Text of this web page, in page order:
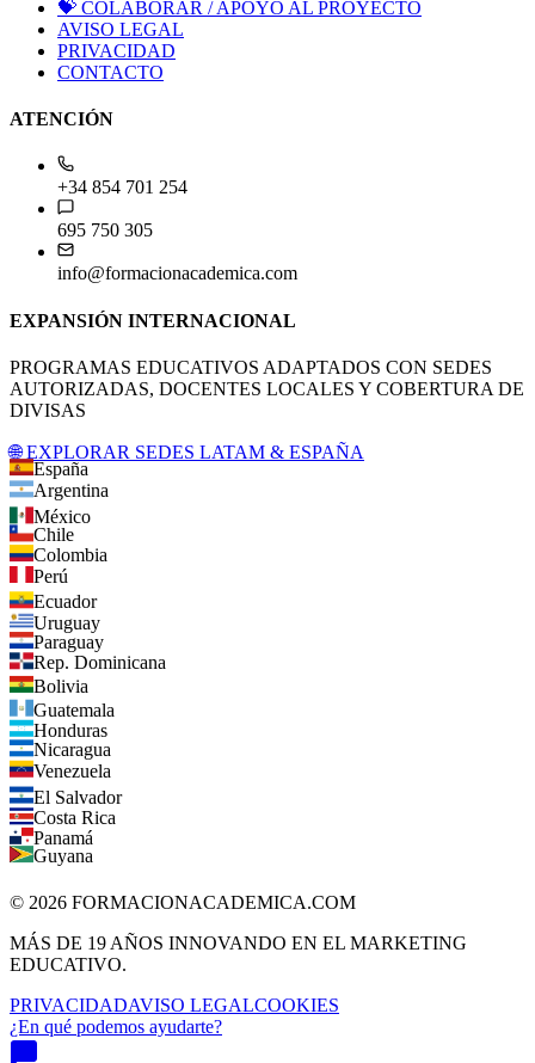
💝 COLABORAR / APOYO AL PROYECTO
AVISO LEGAL
PRIVACIDAD
CONTACTO
ATENCIÓN
+34 854 701 254
695 750 305
info@formacionacademica.com
EXPANSIÓN INTERNACIONAL
PROGRAMAS EDUCATIVOS ADAPTADOS CON SEDES
AUTORIZADAS, DOCENTES LOCALES Y COBERTURA DE
DIVISAS
🌐 EXPLORAR SEDES LATAM & ESPAÑA
España
Argentina
México
Chile
Colombia
Perú
Ecuador
Uruguay
Paraguay
Rep. Dominicana
Bolivia
Guatemala
Honduras
Nicaragua
Venezuela
El Salvador
Costa Rica
Panamá
Guyana
© 2026 FORMACIONACADEMICA.COM
MÁS DE 19 AÑOS INNOVANDO EN EL MARKETING
EDUCATIVO.
PRIVACIDADAVISO LEGALCOOKIES
¿En qué podemos ayudarte?